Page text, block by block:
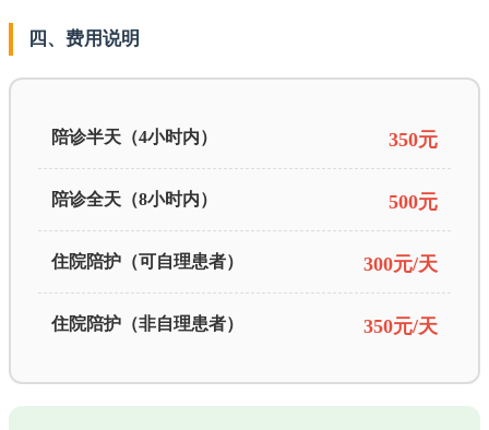
四、费用说明
陪诊半天（4小时内） 350元
陪诊全天（8小时内） 500元
住院陪护（可自理患者） 300元/天
住院陪护（非自理患者） 350元/天